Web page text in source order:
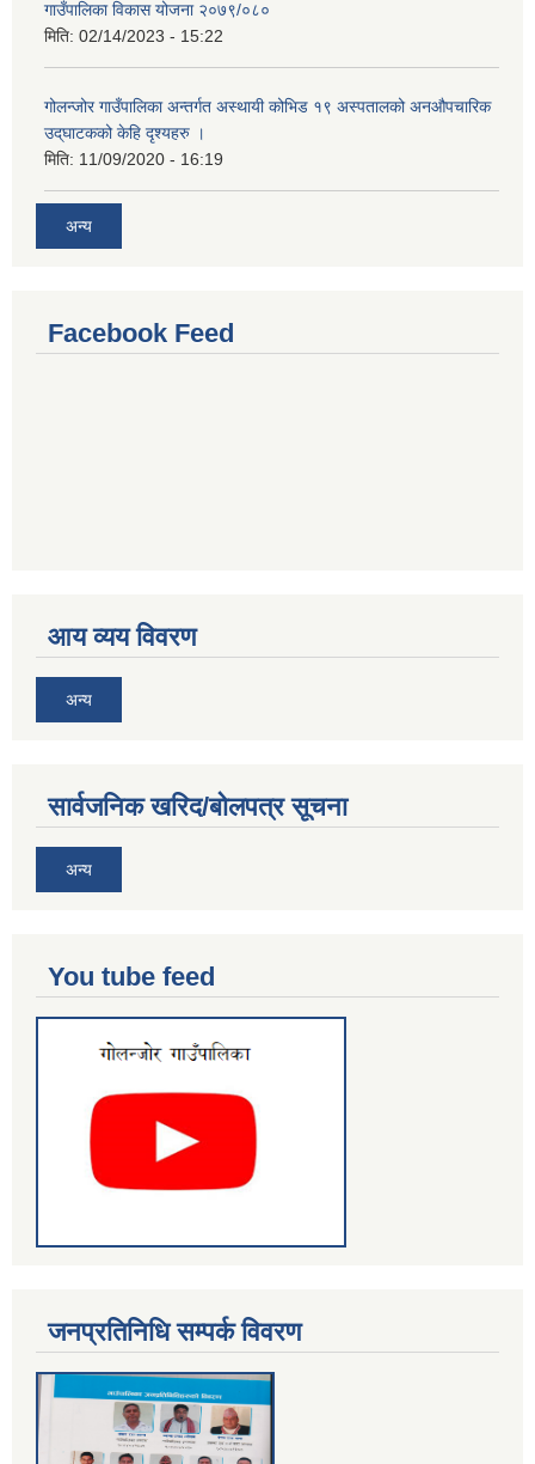
गाउँपालिका विकास योजना २०७९/०८०
मिति: 02/14/2023 - 15:22
गोलन्जोर गाउँपालिका अन्तर्गत अस्थायी कोभिड १९ अस्पतालको अनऔपचारिक
उद्‌घाटकको केहि दृश्यहरु ।
मिति: 11/09/2020 - 16:19
अन्य
Facebook Feed
आय व्यय विवरण
अन्य
सार्वजनिक खरिद/बोलपत्र सूचना
अन्य
You tube feed
जनप्रतिनिधि सम्पर्क विवरण